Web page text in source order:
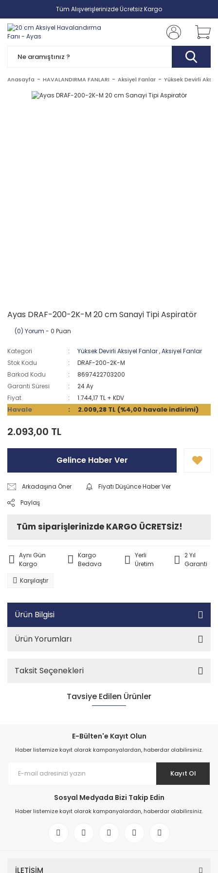
Tüm Alışverişlerinizde Ücretsiz Kargo
Anasayfa HAVALANDIRMA FANLARI Aksiyel Fanlar Yüksek Devirli
Ayas DRAF-200-2K-M 20 cm Sanayi Tipi Aspiratör
(0) Yorum - 0 Puan
Kategori Yüksek Devirli Aksiyel Fanlar,Aksiyel Fanlar
Stok Kodu
DRAF-200-2K-M
Barkod Kodu
8697422703200
Garanti Süresi
24 Ay
Fiyat
1.744,17 TL + KDV
Havale 2.009,28 TL (%4,00 havale indirimi)
2.093,00 TL
Gelince Haber Ver
Arkadaşına Öner
Fiyatı Düşünce Haber Ver
Paylaş
Tüm siparişlerinizde KARGO ÜCRETSİZ!
Aynı Gün
Kargo
Kargo
Bedava
Yerli
Üretim
2 Yıl
Garanti
Karşılaştır
Ürün Bilgisi
Ürün Yorumları
Taksit Seçenekleri
Tavsiye Edilen Ürünler
E-Bülten'e Kayıt Olun
Haber listemize kayıt olarak kampanyalardan, haberdar olabilirsiniz.
Kayıt Ol
Sosyal Medyada Bizi Takip Edin
Haber listemize kayıt olarak kampanyalardan, haberdar olabilirsiniz.
İLETİŞİM